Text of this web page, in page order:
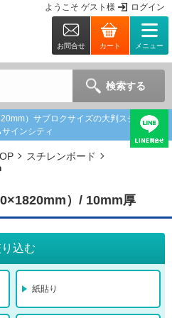
ようこそ ゲスト 様 ログイン
お問合せ カート メニュー
検索する
）サブロクサイズの大判スチレンボ
インシティ
スチレンボード
）/ 10mm厚
込む
紙貼り